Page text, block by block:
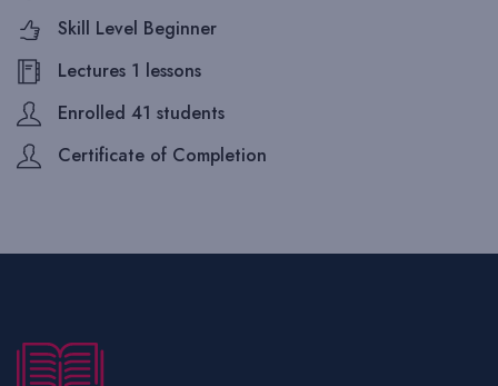
Skill Level Beginner
Lectures 1 lessons
Enrolled 41 students
Certificate of Completion